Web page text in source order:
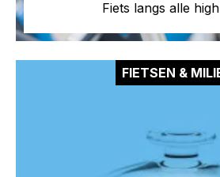
Fiets langs alle
FIETSEN &